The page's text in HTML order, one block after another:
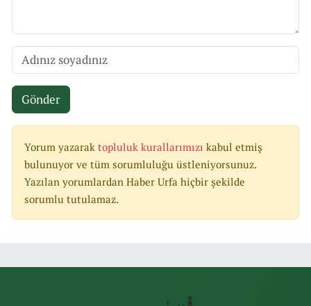
Gönder
Yorum yazarak topluluk kurallarımızı kabul etmiş
bulunuyor ve tüm sorumluluğu üstleniyorsunuz.
Yazılan yorumlardan Haber Urfa hiçbir şekilde
sorumlu tutulamaz.